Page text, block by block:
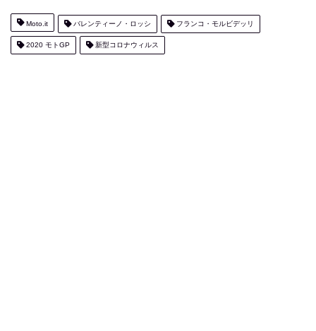
Moto.it バレンティーノ・ロッシ フランコ・モルビデッリ
2020 モトGP 新型コロナウィルス